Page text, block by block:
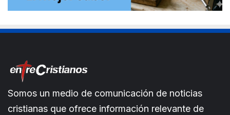
Somos un medio de comunicación de noticias
cristianas que ofrece información relevante de